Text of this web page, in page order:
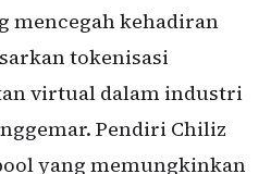
mencegah kehadiran
tokenisasi
virtual dalam industri
Pendiri Chiliz
yang memungkinkan